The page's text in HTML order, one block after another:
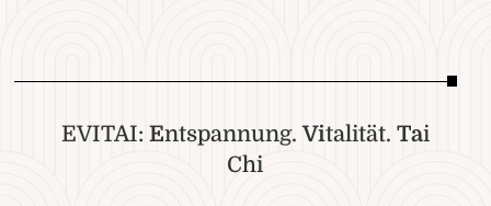
EVITAI: Entspannung.Vitalität. Tai
Chi